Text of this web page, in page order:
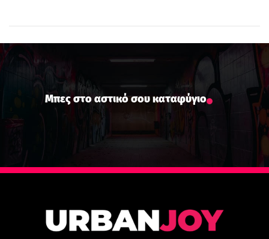
Μπες στο αστικό σου καταφύγιο